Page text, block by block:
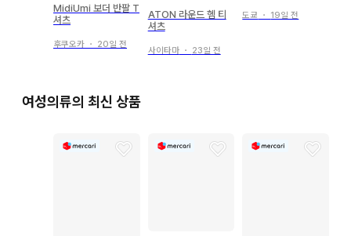
MidiUmi 보더 반팔 T
셔츠
후쿠오카 ・ 20일 전
ATON 라운드 헴 티
셔츠
사이타마・ 23일 전
도쿄 ・ 19일 전
여성의류의 최신 상품